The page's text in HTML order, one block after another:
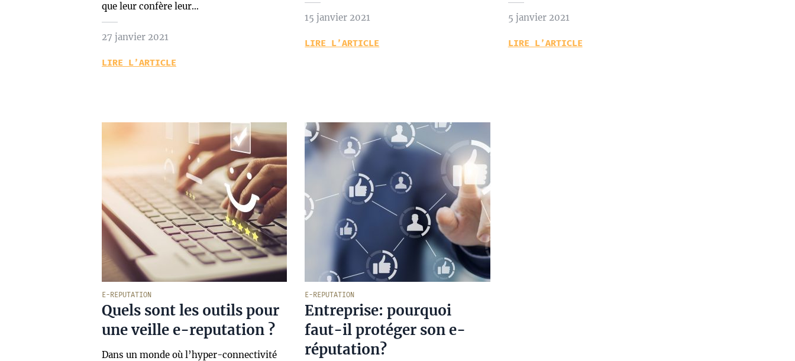
que leur confère leur…
27 janvier 2021
LIRE L’ARTICLE
15 janvier 2021
LIRE L’ARTICLE
5 janvier 2021
LIRE L’ARTICLE
E-REPUTATION
Quels sont les outils pour
une veille e-reputation ?
Dans un monde où l’hyper-connectivité
E-REPUTATION
Entreprise: pourquoi
faut-il protéger son e-
réputation?